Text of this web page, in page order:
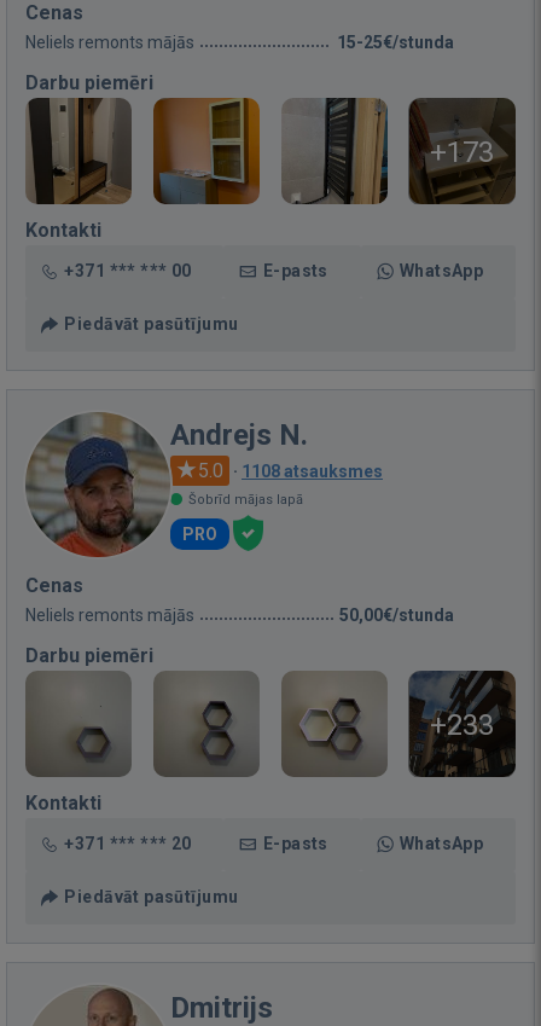
Cenas
Neliels remonts mājās 15-25€/stunda
Darbu piemēri
+173
Kontakti
+371 *** *** 00 E-pasts WhatsApp
Piedāvāt pasūtījumu
Andrejs N.
5.0 · 1108 atsauksmes
Šobrīd mājas lapā
PRO
Cenas
Neliels remonts mājās 50,00€/stunda
Darbu piemēri
+233
Kontakti
+371 *** *** 20 E-pasts WhatsApp
Piedāvāt pasūtījumu
Dmitrijs